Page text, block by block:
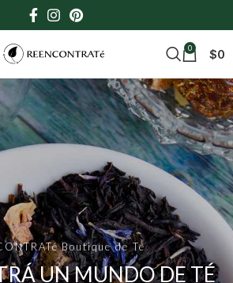
0 $0
UN MUNDO DE TÉ
Boutique de Té